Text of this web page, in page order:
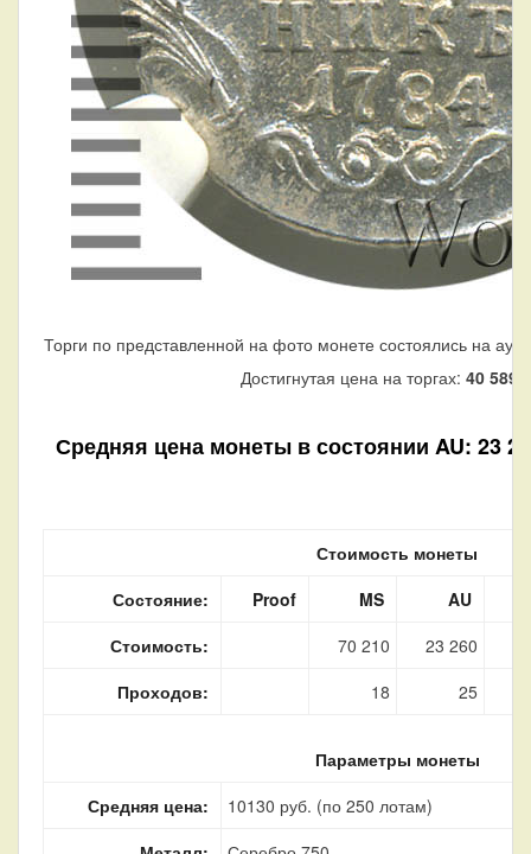
Торги по представленной на фото монете состоялись на
Достигнутая цена на торгах: 40 589
Средняя цена монеты в состоянии AU: 23
Стоимость монеты
Состояние:
Proof MS
AU
Стоимость:
70 210 23 260
Проходов:
18 25
Параметры монеты
Средняя цена:
10130 руб. (по 250 лотам)